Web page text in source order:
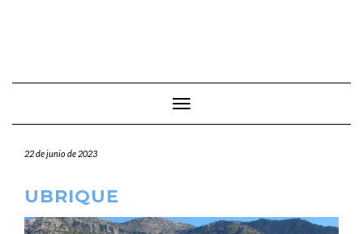
Cambiar modo de navegación
22 de junio de 2023
UBRIQUE